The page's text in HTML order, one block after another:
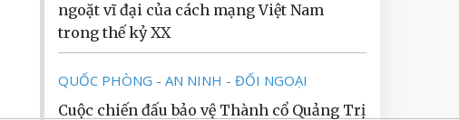
ngoặt vĩ đại của cách mạng Việt Nam
trong thế kỷ XX
QUỐC PHÒNG - AN NINH - ĐỐI NGOẠI
Cuộc chiến đấu bảo vệ Thành cổ Quảng Trị